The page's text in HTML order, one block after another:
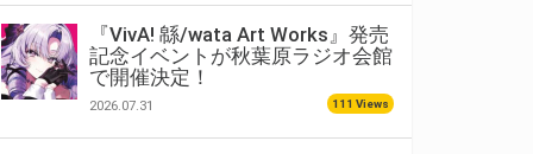
『VivA! 緜/wata Art Works』発売
記念イベントが秋葉原ラジオ会館
で開催決定！
2026.07.31 111 Views